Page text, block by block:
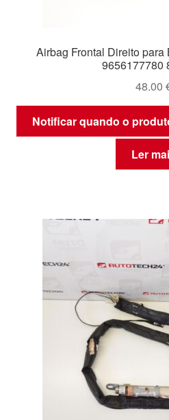
Airbag Frontal Direito
9656177780
48.00
Notificar quando o
Ler